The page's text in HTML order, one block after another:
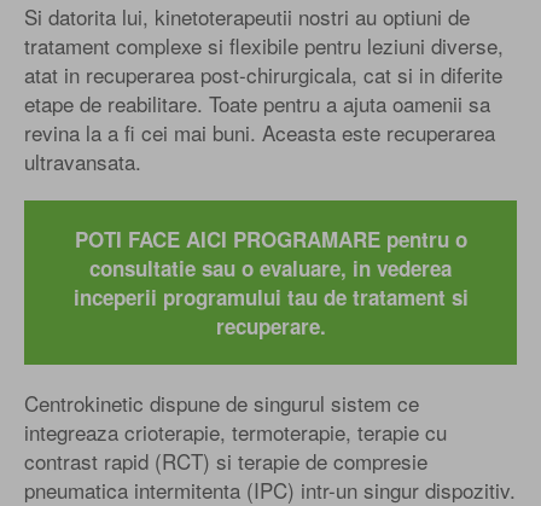
Si datorita lui, kinetoterapeutii nostri au optiuni de
tratament complexe si flexibile pentru leziuni diverse,
atat in recuperarea post-chirurgicala, cat si in diferite
etape de reabilitare. Toate pentru a ajuta oamenii sa
revina la a fi cei mai buni. Aceasta este recuperarea
ultravansata.
POTI FACE AICI PROGRAMARE pentru o
consultatie sau o evaluare, in vederea
inceperii programului tau de tratament si
recuperare.
Centrokinetic dispune de singurul sistem ce
integreaza crioterapie, termoterapie, terapie cu
contrast rapid (RCT) si terapie de compresie
pneumatica intermitenta (IPC) intr-un singur dispozitiv.